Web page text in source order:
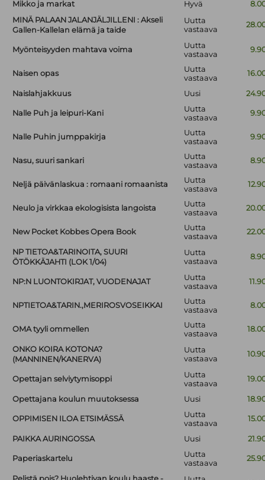
Mikko ja markat Hyvä
MINÄ PALAAN JALANJÄLJILLENI : Akseli
Gallen-Kallelan elämä ja taide
Uutta
vastaava
Myönteisyyden mahtava voima
Uutta
vastaava
Naisen opas
Uutta
vastaava
Naislahjakkuus Uusi
Nalle Puh ja leipuri-Kani
Uutta
vastaava
Nalle Puhin jumppakirja
Uutta
vastaava
Nasu, suuri sankari
Uutta
vastaava
Neljä päivänlaskua : romaani romaanista
Uutta
vastaava
Neulo ja virkkaa ekologisista langoista
Uutta
vastaava
New Pocket Kobbes Opera Book
Uutta
vastaava
NP TIETOA&TARINOITA, SUURI
ÖTÖKKÄJAHTI (LOK 1/04)
Uutta
vastaava
NP:N LUONTOKIRJAT, VUODENAJAT
Uutta
vastaava
NPTIETOA&TARIN.,MERIROSVOSEIKKAI
Uutta
vastaava
OMA tyyli ommellen
Uutta
vastaava
ONKO KOIRA KOTONA?
(MANNINEN/KANERVA)
Uutta
vastaava
Opettajan selviytymisoppi
Uutta
vastaava
Opettajana koulun muutoksessa Uusi
OPPIMISEN ILOA ETSIMÄSSÄ
Uutta
vastaava
PAIKKA AURINGOSSA Uusi
Paperiaskartelu
Uutta
vastaava